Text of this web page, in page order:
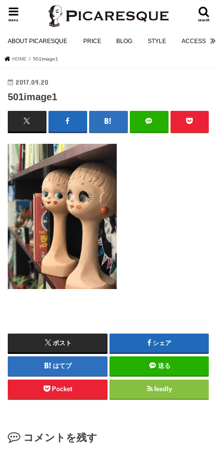
search
menu
ABOUT PICARESQUE PRICE BLOG STYLE ACCESS
HOME 501image1
2017.09.20
501image1
ポスト シェア
はてブ 送る
Pocket feedly
コメントを残す